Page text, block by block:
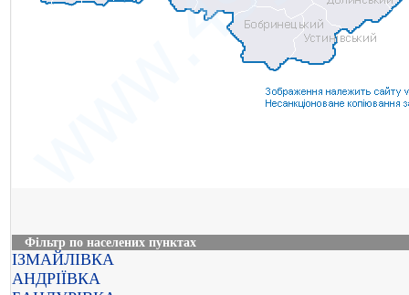
Фільтр по населених пунктах
ІЗМАЙЛІВКА
АНДРІЇВКА